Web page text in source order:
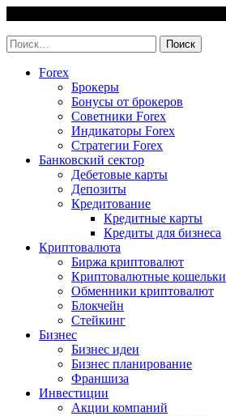
content
Найти:
Forex
Брокеры
Бонусы от брокеров
Советники Forex
Индикаторы Forex
Стратегии Forex
Банковский сектор
Дебетовые карты
Депозиты
Кредитование
Кредитные карты
Кредиты для бизнеса
Криптовалюта
Биржа криптовалют
Криптовалютные кошельки
Обменники криптовалют
Блокчейн
Стейкинг
Бизнес
Бизнес идеи
Бизнес планирование
Франшиза
Инвестиции
Акции компаний